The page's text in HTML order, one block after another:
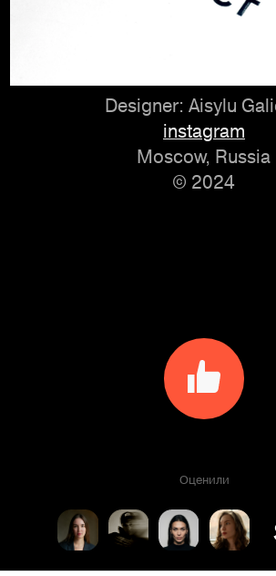
Designer: Aisylu
instagram
Moscow, Russia
© 2024
Оценили